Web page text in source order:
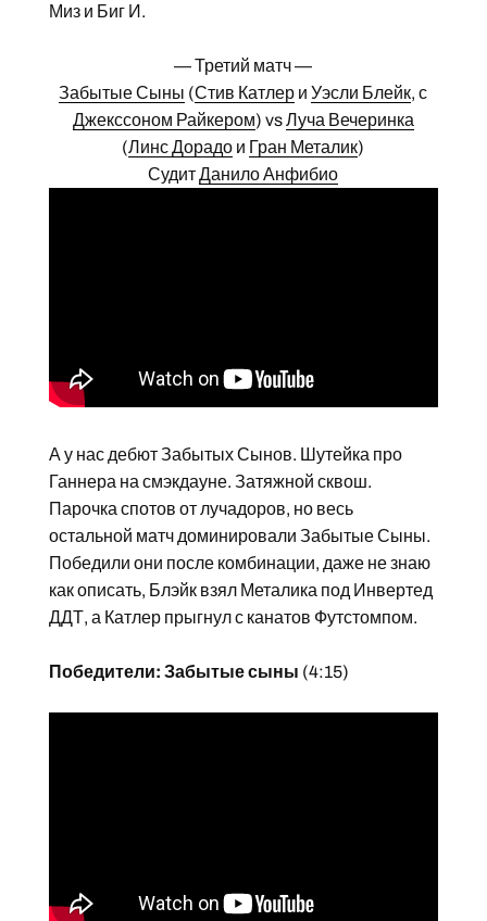
Миз и Биг И.
— Третий матч —
Забытые Сыны (Стив Катлер иУэсли Блейк, с
Джекссоном Райкером) vsЛуча Вечеринка
(Линс Дорадо и Гран Металик)
СудитДанило Анфибио
А у нас дебют Забытых Сынов. Шутейка про
Ганнера на смэкдауне. Затяжной сквош.
Парочка спотов от лучадоров, но весь
остальной матч доминировали Забытые Сыны.
Победили они после комбинации, даже не знаю
как описать, Блэйк взял Металика под Инвертед
ДДТ, а Катлер прыгнул с канатов Футстомпом.
Победители: Забытые сыны (4:15)